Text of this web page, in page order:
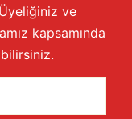
ve
kapsamında